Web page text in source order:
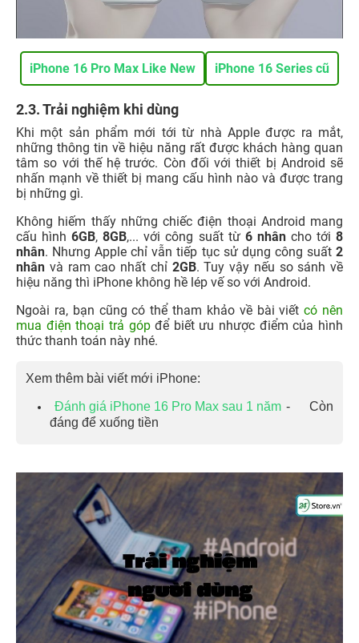
iPhone 16 Pro Max Like New iPhone 16 Series cũ
2.3. Trải nghiệm khi dùng
Khi một sản phẩm mới tới từ nhà Apple được ra mắt,
những thông tin về hiệu năng rất được khách hàng quan
tâm so với thế hệ trước. Còn đối với thiết bị Android sẽ
nhấn mạnh về thiết bị mang cấu hình nào và được trang
bị những gì.
Không hiếm thấy những chiếc điện thoại Android mang
cấu hình 6GB,8GB,... với công suất từ 6 nhâncho tới8
nhân. Nhưng Apple chỉ vẫn tiếp tục sử dụng công suất 2
nhân và ram cao nhất chỉ 2GB. Tuy vậy nếu so sánh về
hiệu năng thì iPhone không hề lép vế so với Android.
Ngoài ra, bạn cũng có thể tham khảo về bài viếtcó nên
mua điện thoại trả gópđể biết ưu nhược điểm của hình
thức thanh toán này nhé.
Xem thêm bài viết mới iPhone:
Đánh giá iPhone 16 Pro Max sau 1 năm - Còn
đáng để xuống tiền